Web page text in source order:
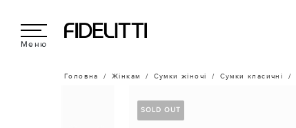
Меню
Головна Жінкам Сумки жіночі Сумки класичні
SOLD OUT